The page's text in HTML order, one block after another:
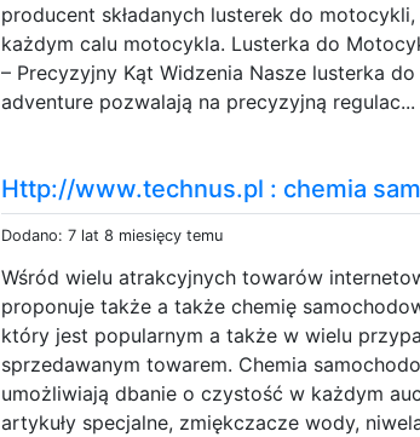
producent składanych lusterek do
każdym calu motocykla. Lusterka do
– Precyzyjny Kąt Widzenia Nasze lusterka
adventure pozwalają na precyzyjną regulac...
Http://www.technus.pl : chemia
Dodano: 7 lat 8 miesięcy temu
Wśród wielu atrakcyjnych towarów
proponuje także a także chemię
który jest popularnym a także w wielu
sprzedawanym towarem. Chemia
umożliwiają dbanie o czystość w każdym
artykuły specjalne, zmiękczacze wody,